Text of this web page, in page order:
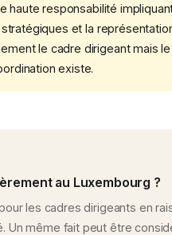
haute responsabilité
et la
le cadre dirigeant mais
existe.
au Luxembourg ?
les cadres dirigeants en
même fait peut être